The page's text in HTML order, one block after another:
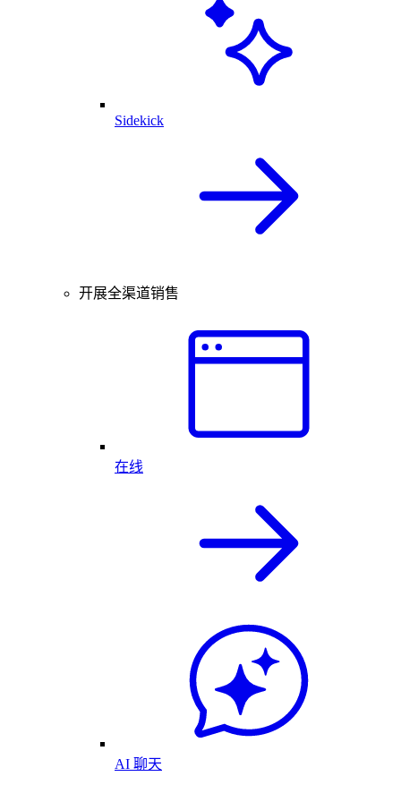
Sidekick
开展全渠道销售
在线
AI 聊天